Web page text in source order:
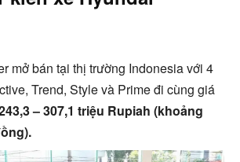
mở bán tại thị trường Indonesia với 4
Trend, Style và Prime đi cùng giá
– 307,1 triệu Rupiah (khoảng